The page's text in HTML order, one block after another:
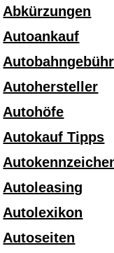
Abkürzungen
Autoankauf
Autobahngebühr
Autohersteller
Autohöfe
Autokauf Tipps
Autoleasing
Autolexikon
Autoseiten